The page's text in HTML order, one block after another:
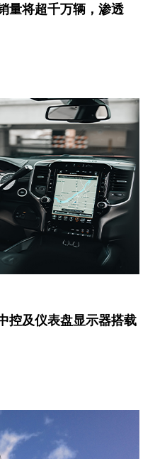
量将超千万辆，渗透
控及仪表盘显示器搭载